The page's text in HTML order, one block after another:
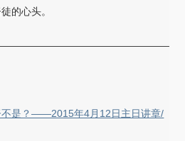
的心头。
不是？——2015年4月12日主日讲章/